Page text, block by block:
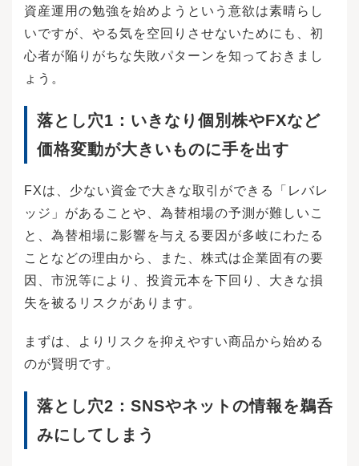
資産運用の勉強を始めようという意欲は素晴らし
いですが、やる気を空回りさせないためにも、初
心者が陥りがちな失敗パターンを知っておきまし
ょう。
落とし穴1：いきなり個別株やFXなど
価格変動が大きいものに手を出す
FXは、少ない資金で大きな取引ができる「レバレ
ッジ」があることや、為替相場の予測が難しいこ
と、為替相場に影響を与える要因が多岐にわたる
ことなどの理由から、また、株式は企業固有の要
因、市況等により、投資元本を下回り、大きな損
失を被るリスクがあります。
まずは、よりリスクを抑えやすい商品から始める
のが賢明です。
落とし穴2：SNSやネットの情報を鵜呑
みにしてしまう